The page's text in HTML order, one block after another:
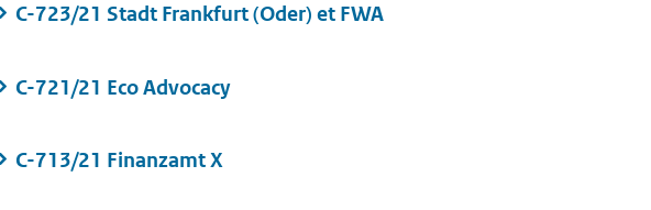
C-723/21 Stadt Frankfurt (Oder) et FWA
C-721/21 Eco Advocacy
C-713/21 Finanzamt X